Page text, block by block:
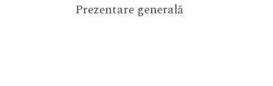
Prezentare generală